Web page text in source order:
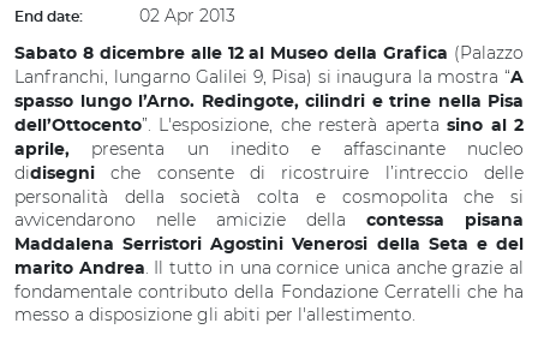
End date: 02 Apr 2013
Sabato 8 dicembre alle 12 al Museo della Grafica (Palazzo
Lanfranchi, lungarno Galilei 9, Pisa) si inaugura la mostra “A
spasso lungo l’Arno. Redingote, cilindri e trine nella Pisa
dell’Ottocento”. L'esposizione, che resterà apertasino al 2
aprile,
presenta un inedito e affascinante nucleo
didisegniche consente di ricostruire l’intreccio delle
personalità della società colta e cosmopolita che si
avvicendarono nelle amicizie della
contessa pisana
Maddalena Serristori Agostini Venerosi della Seta e del
marito Andrea. Il tutto in una cornice unica anche grazie al
fondamentale contributo della Fondazione Cerratelli che ha
messo a disposizione gli abiti per l'allestimento.